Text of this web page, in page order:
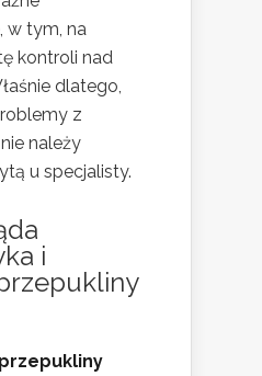
w tym, na
kontroli nad
dlatego,
z
należy
u specjalisty.
i
przepukliny